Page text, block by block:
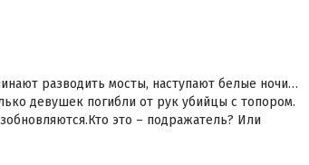
разводить мосты, наступают белые ночи…
девушек погибли от рук убийцы с топором.
это – подражатель? Или